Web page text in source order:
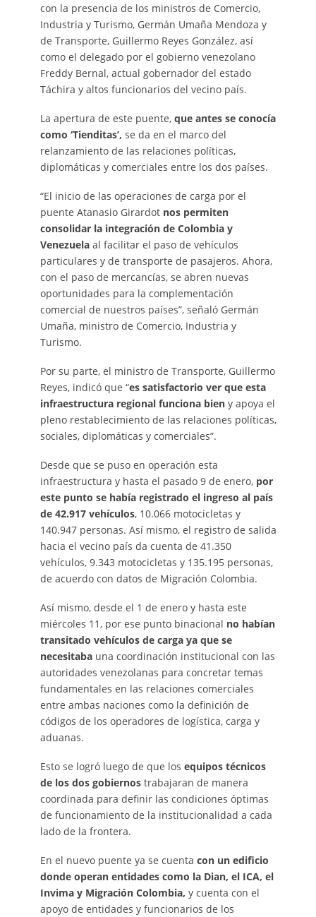
con la presencia de los ministros de Comercio,
Industria y Turismo, Germán Umaña Mendoza y
de Transporte, Guillermo Reyes González, así
como el delegado por el gobierno venezolano
Freddy Bernal, actual gobernador del estado
Táchira y altos funcionarios del vecino país.
La apertura de este puente, que antes se conocía
como ‘Tienditas’, se da en el marco del
relanzamiento de las relaciones políticas,
diplomáticas y comerciales entre los dos países.
“El inicio de las operaciones de carga por el
puente Atanasio Girardot nos permiten
consolidar la integración de Colombia y
Venezuelaal facilitar el paso de vehículos
particulares y de transporte de pasajeros. Ahora,
con el paso de mercancías, se abren nuevas
oportunidades para la complementación
comercial de nuestros países”, señaló Germán
Umaña, ministro de Comercio, Industria y
Turismo.
Por su parte, el ministro de Transporte, Guillermo
Reyes, indicó que “es satisfactorio ver que esta
infraestructura regional funciona bieny apoya el
pleno restablecimiento de las relaciones políticas,
sociales, diplomáticas y comerciales”.
Desde que se puso en operación esta
infraestructura y hasta el pasado 9 de enero,por
este punto se había registrado el ingreso al país
de 42.917 vehículos, 10.066 motocicletas y
140.947 personas. Así mismo, el registro de salida
hacia el vecino país da cuenta de 41.350
vehículos, 9.343 motocicletas y 135.195 personas,
de acuerdo con datos de Migración Colombia.
Así mismo, desde el 1 de enero y hasta este
miércoles 11, por ese punto binacional no habían
transitado vehículos de carga ya que se
necesitabauna coordinación institucional con las
autoridades venezolanas para concretar temas
fundamentales en las relaciones comerciales
entre ambas naciones como la definición de
códigos de los operadores de logística, carga y
aduanas.
Esto se logró luego de que los equipos técnicos
de los dos gobiernos trabajaran de manera
coordinada para definir las condiciones óptimas
de funcionamiento de la institucionalidad a cada
lado de la frontera.
En el nuevo puente ya se cuenta con un edificio
donde operan entidades como la Dian, el ICA, el
Invima y Migración Colombia, y cuenta con el
apoyo de entidades y funcionarios de los